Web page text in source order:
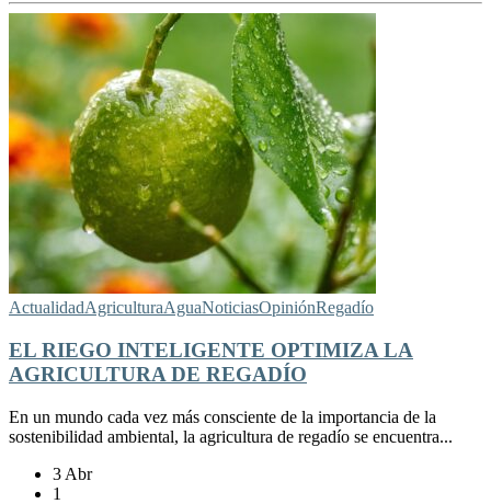
ActualidadAgriculturaAguaNoticiasOpiniónRegadío
EL RIEGO INTELIGENTE OPTIMIZA LA
AGRICULTURA DE REGADÍO
En un mundo cada vez más consciente de la importancia de la
sostenibilidad ambiental, la agricultura de regadío se encuentra...
3 Abr
1